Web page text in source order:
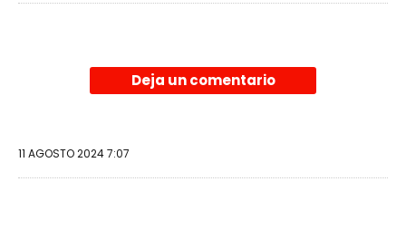
Deja un comentario
11 AGOSTO 2024 7:07